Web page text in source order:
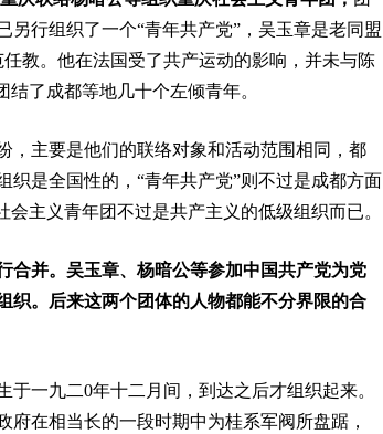
行组织了一个“青年共产党”，吴玉章是老同盟
教。他在法国受了共产运动的影响，并未与陈
了成都等地几十个左倾青年。
，主要是他们的联络对象和活动范围相同，都
织是全国性的，“青年共产党”则不过是成都方面
主义青年团不过是共产主义的低级组织而已。
合并。吴玉章、杨暗公等参加中国共产党为党
织。后来这两个团体的人物都能不分界限的合
于一九二0年十二月间，到达之后才组织起来。
在相当长的一段时期中为桂系军阀所盘踞，